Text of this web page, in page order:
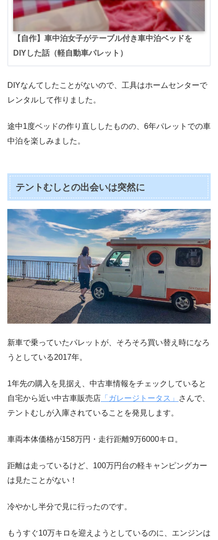
【自作】車中泊女子がテーブル付き車中泊ベッドを
DIYした話（軽自動車パレット）
DIYなんてしたことがないので、工具はホームセンターで
レンタルして作りました。
途中1度ベッドの作り直ししたものの、6年パレットでの車
中泊を楽しみました。
テントむしとの出会いは突然に
新車で乗っていたパレットが、そろそろ買い替え時になろ
うとしている2017年。
1年先の購入を見据え、中古車情報をチェックしていると
自宅から近い中古車販売店 「ガレージトータス」
さんで、
テントむしが入庫されていることを発見します。
車両本体価格が158万円・走行距離9万6000キロ。
距離は走っているけど、100万円台の軽キャンピングカー
は見たことがない！
冷やかし半分で見に行ったのです。
もうすぐ10万キロを迎えようとしているのに、エンジンは